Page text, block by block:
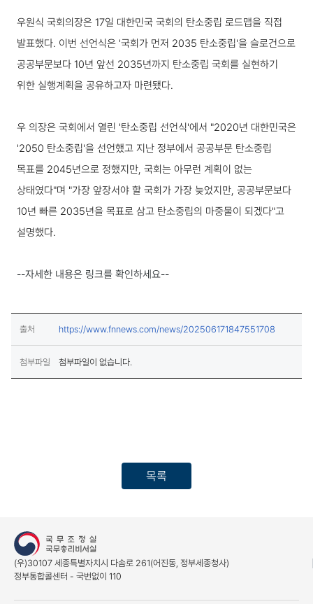
우원식 국회의장은 17일 대한민국 국회의 탄소중립 로드맵을 직접
발표했다. 이번 선언식은 '국회가 먼저 2035 탄소중립'을 슬로건으로
공공부문보다 10년 앞선 2035년까지 탄소중립 국회를 실현하기
위한 실행계획을 공유하고자 마련됐다.
우 의장은 국회에서 열린 '탄소중립 선언식'에서 "2020년 대한민국은
'2050 탄소중립'을 선언했고 지난 정부에서 공공부문 탄소중립
목표를 2045년으로 정했지만, 국회는 아무런 계획이 없는
상태였다"며 "가장 앞장서야 할 국회가 가장 늦었지만, 공공부문보다
10년 빠른 2035년을 목표로 삼고 탄소중립의 마중물이 되겠다"고
설명했다.
--자세한 내용은 링크를 확인하세요--
출처 https://www.fnnews.com/news/202506171847551708
첨부파일 첨부파일이 없습니다.
목록
(우)30107 세종특별자치시 다솜로 261(어진동, 정부세종청사)
정부통합콜센터 - 국번없이 110